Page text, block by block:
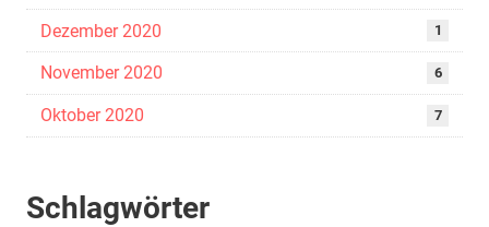
Dezember 2020 1
November 2020 6
Oktober 2020 7
Schlagwörter